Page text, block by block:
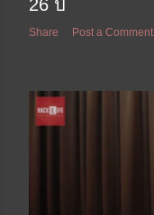
26 ปี
Share Post a Comment